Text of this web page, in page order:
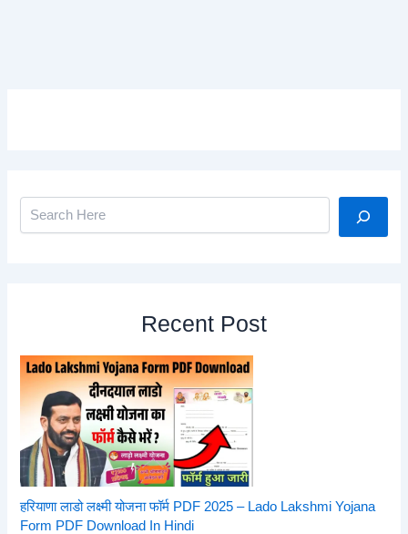
Recent Post
हरियाणा लाडो लक्ष्मी योजना फॉर्म PDF 2025 – Lado Lakshmi Yojana
Form PDF Download In Hindi